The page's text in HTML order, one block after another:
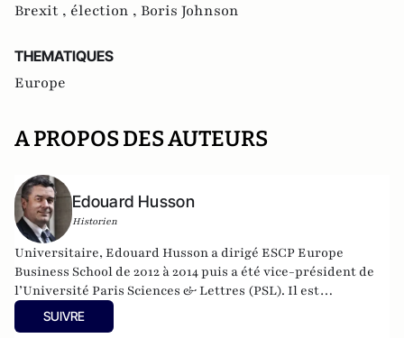
Brexit , élection , Boris Johnson
THEMATIQUES
Europe
A PROPOS DES AUTEURS
Edouard Husson
Historien
Universitaire, Edouard Husson a dirigé ESCP Europe
Business School de 2012 à 2014puis a été vice-président de
l’Université Paris Sciences & Lettres (PSL). Il est
actuellement professeur à l’Institut Franco-Allemand
d’Etudes Européennes (à l’Université de Cergy-Pontoise).
SUIVRE